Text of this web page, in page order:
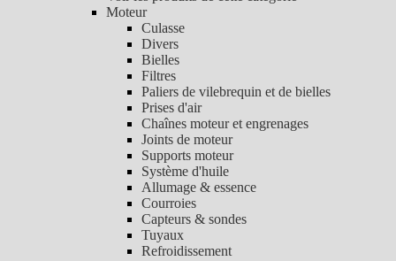
Moteur
Culasse
Divers
Bielles
Filtres
Paliers de vilebrequin et de bielles
Prises d'air
Chaînes moteur et engrenages
Joints de moteur
Supports moteur
Système d'huile
Allumage & essence
Courroies
Capteurs & sondes
Tuyaux
Refroidissement